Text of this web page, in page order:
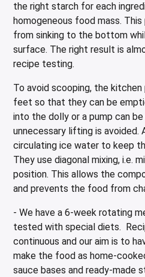
the right starch for each
homogeneous food mass.
from sinking to the bottom
surface. The right result is
recipe testing.
To avoid scooping, the
feet so that they can be
into the dolly or a pump can
unnecessary lifting is avoided.
circulating ice water to keep
They use diagonal mixing, i.e.
position. This allows the
and prevents the food from
- We have a 6-week rotating
tested with special diets.
continuous and our aim is to
make the food as home-
sauce bases and ready-made